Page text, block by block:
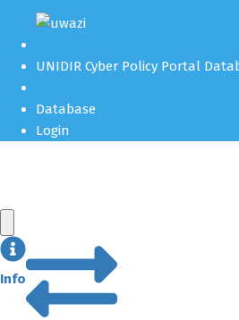
UNIDIR Cyber Policy Portal
Database
Login
Info